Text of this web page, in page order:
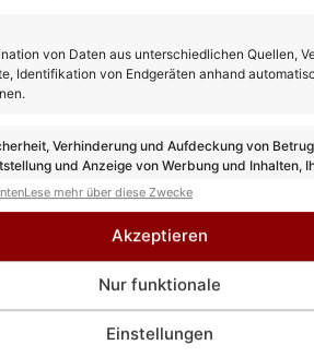
von Daten aus unterschiedlichen Quellen,
Identifikation von Endgeräten anhand
Verhinderung und Aufdeckung von
und Anzeige von Werbung und Inhalten,
speichern und übermitteln.
Lese mehr über diese Zwecke
Akzeptieren
Nur funktionale
Einstellungen
UNSERES ANGEBOTES
Reisen
Star-Biografien